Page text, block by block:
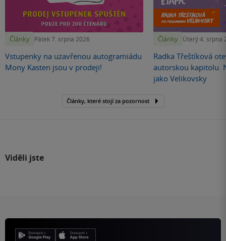
Články Pátek 7. srpna 2026
Vstupenky na uzavřenou autogramiádu
Mony Kasten jsou v prodeji!
Články Úterý 4. srpna
Radka Třeštíková
autorskou kapitolu.
jako Velikovsky
Články, které stojí za pozornost
Viděli jste